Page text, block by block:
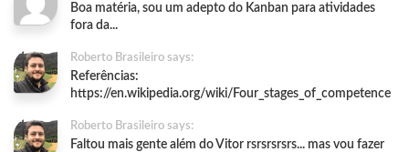
Boa matéria, sou um adepto do Kanban para atividades
fora da...
Roberto Brasileiro says:
Referências:
https://en.wikipedia.org/wiki/Four_stages_of_competence
Roberto Brasileiro says:
Faltou mais gente além do Vitor rsrsrsrsrs... mas vou fazer